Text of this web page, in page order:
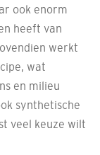
ook enorm
heeft van
werkt
wat
en milieu
synthetische
veel keuze wilt